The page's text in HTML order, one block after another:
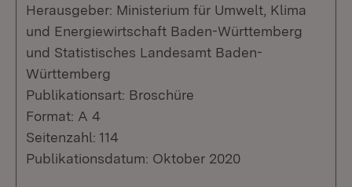
Herausgeber: Ministerium für Umwelt, Klima
und Energiewirtschaft Baden-Württemberg
und Statistisches Landesamt Baden-
Württemberg
Publikationsart: Broschüre
Format: A 4
Seitenzahl: 114
Publikationsdatum: Oktober 2020